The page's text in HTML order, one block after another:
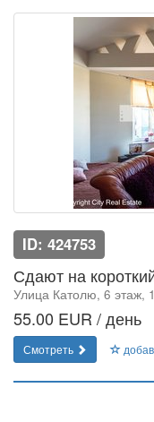
ID: 424753
Сдают на
Улица Католю, 6 этаж,
55.00 EUR / день
Смотреть